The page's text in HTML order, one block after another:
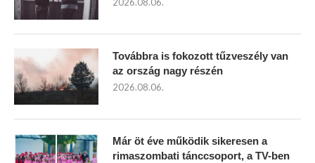
Továbbra is fokozott tűzveszély van
az ország nagy részén
2026.08.06.
Már öt éve működik sikeresen a
rimaszombati tánccsoport, a TV-ben